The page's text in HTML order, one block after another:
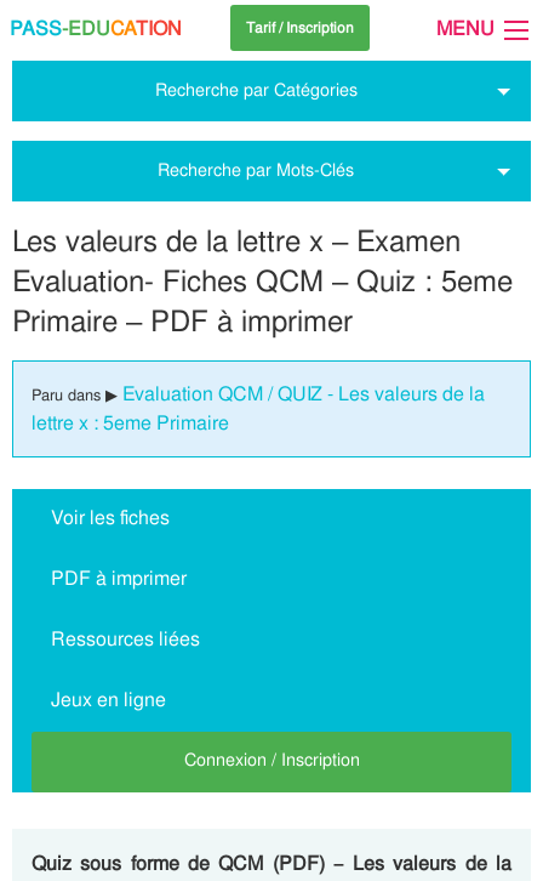
PASS-EDUCATION Tarif / Inscription MENU
Recherche par Catégories
Recherche par Mots-Clés
Les valeurs de la lettre x – Examen
Evaluation- Fiches QCM – Quiz : 5eme
Primaire – PDF à imprimer
Paru dans ▶ Evaluation QCM / QUIZ - Les valeurs de la
lettre x : 5eme Primaire
Voir les fiches
PDF à imprimer
Ressources liées
Jeux en ligne
Connexion / Inscription
Quiz sous forme de QCM (PDF) – Les valeurs de la